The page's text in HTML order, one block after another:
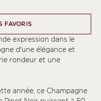
FAVORIS
expression dans le
d’une élégance et
rondeur et une
année, ce Champagne